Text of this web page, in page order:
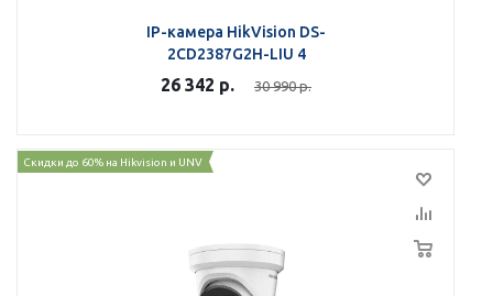
IP-камера HikVision DS-
2CD2387G2H-LIU 4
26 342 р. 30 990р.
Скидки до 60% на Hikvision и UNV